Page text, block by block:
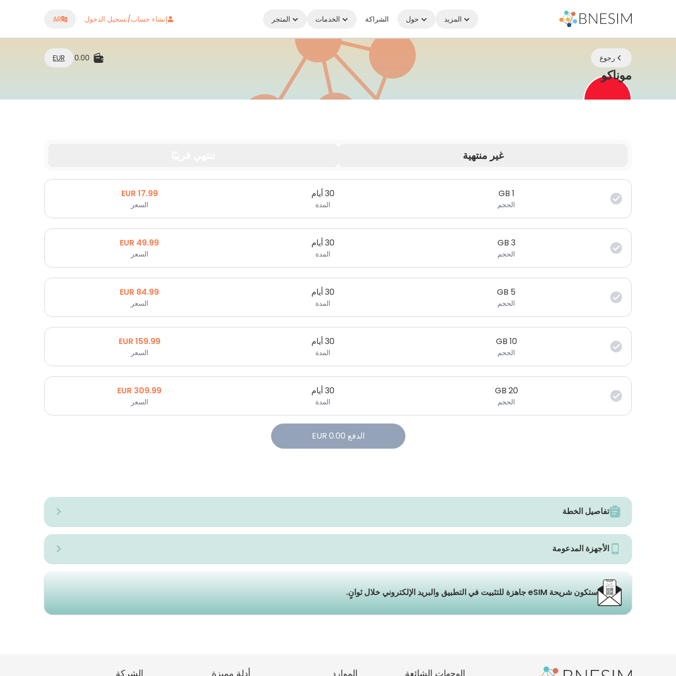
المتجر الخدمات الشراكة حول المزيد إنشاء حساب/تسجيل الدخول AR
رجوع 0.00
EUR
موناكوeSIM | ابقَ متصلاً أينما كنت
غير منتهية
بياناتك صالحة لفترة محدودة.
1
GB
الحجم
30 أيام
المدة
17.99
EUR
السعر
3
GB
الحجم
30 أيام
المدة
49.99
EUR
السعر
5
GB
الحجم
30 أيام
المدة
84.99
EUR
السعر
10
GB
الحجم
30 أيام
المدة
159.99
EUR
السعر
20
GB
الحجم
30 أيام
المدة
309.99
EUR
السعر
الدفع 0.00
EUR
تفاصيل الخطة
الأجهزة المدعومة
ستكون شريحة eSIM جاهزة للتثبيت في التطبيق والبريد الإلكتروني خلال ثوانٍ.
الوجهات الشائعة الموارد أدلة مميزة الشركة